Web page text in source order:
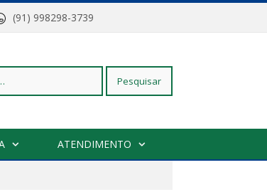
(91) 998298-3739
ATENDIMENTO